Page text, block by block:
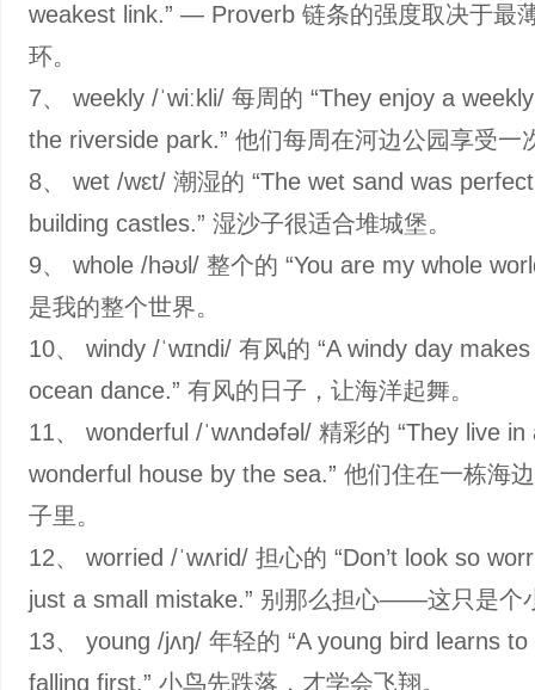
weakest link.” — Proverb 链条的强度取决于最
环。
7、 weekly /ˈwiːkli/ 每周的 “They enjoy a
the riverside park.” 他们每周在河边公园享受一
8、 wet /wɛt/ 潮湿的 “The wet sand was
building castles.” 湿沙子很适合堆城堡。
9、 whole /həʊl/ 整个的 “You are my whole
是我的整个世界。
10、 windy /ˈwɪndi/ 有风的 “A windy day
ocean dance.” 有风的日子，让海洋起舞。
11、 wonderful /ˈwʌndəfəl/ 精彩的 “They live in
wonderful house by the sea.” 他们住在一栋海
子里。
12、 worried /ˈwʌrid/ 担心的 “Don’t look so
just a small mistake.” 别那么担心——这只是个
13、 young /jʌŋ/ 年轻的 “A young bird learns to
falling first.” 小鸟先跌落，才学会飞翔。